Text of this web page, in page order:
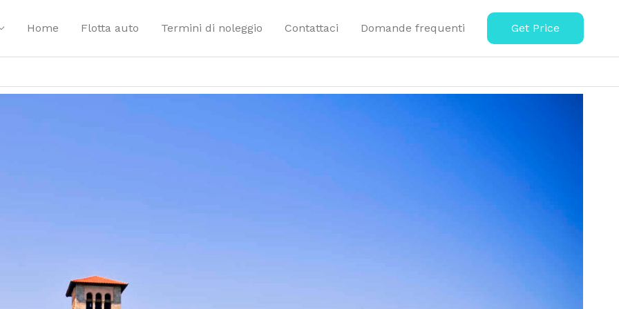
Home Flotta auto Termini di noleggio Contattaci Domande frequenti Get Price